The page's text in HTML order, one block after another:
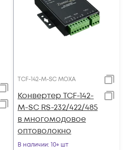
TCF-142-M-SC MOXA
Конвертер TCF-142-
M-SC RS-232/422/485
в многомодовое
оптоволокно
В наличии: 10+ шт